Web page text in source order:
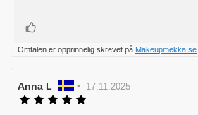
Liker
Omtalen er opprinnelig skrevet på Makeupmekka.se
Forfatter:
Anna L • Omtaledato:
17.11.2025